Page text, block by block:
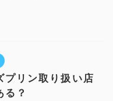
プリン取り扱い店
る？